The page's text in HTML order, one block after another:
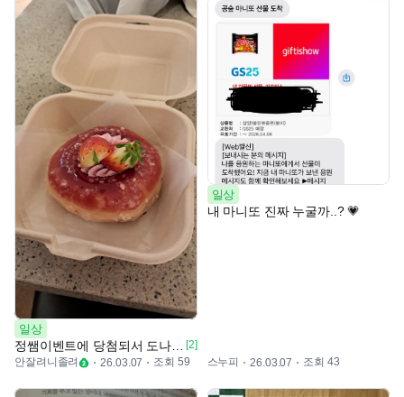
일상
정쌤이벤트에 당첨되서 도나쓰 받아왔어여 [2]
안잘려니졸려
26.03.07 조회 59
일상
내 마니또 진짜 누굴까..? 💗
스누피 26.03.07 조회 43